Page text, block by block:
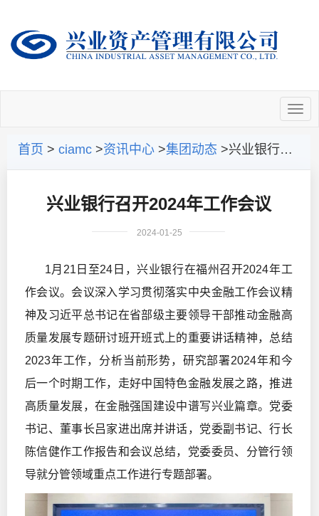
首页 > ciamc >资讯中心 >集团动态 >兴业银行召开2024年工作会议
兴业银行召开2024年工作会议
2024-01-25
1月21日至24日，兴业银行在福州召开2024年工
作会议。会议深入学习贯彻落实中央金融工作会议精
神及习近平总书记在省部级主要领导干部推动金融高
质量发展专题研讨班开班式上的重要讲话精神，总结
2023年工作，分析当前形势，研究部署2024年和今
后一个时期工作，走好中国特色金融发展之路，推进
高质量发展，在金融强国建设中谱写兴业篇章。党委
书记、董事长吕家进出席并讲话，党委副书记、行长
陈信健作工作报告和会议总结，党委委员、分管行领
导就分管领域重点工作进行专题部署。